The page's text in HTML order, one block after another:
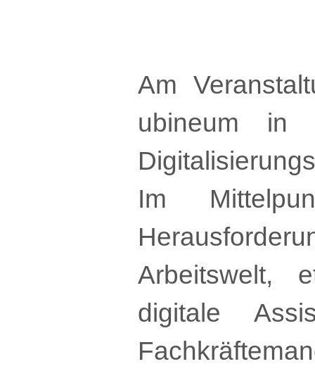
Am
ubineum in
Im
Arbeitswelt,
digitale